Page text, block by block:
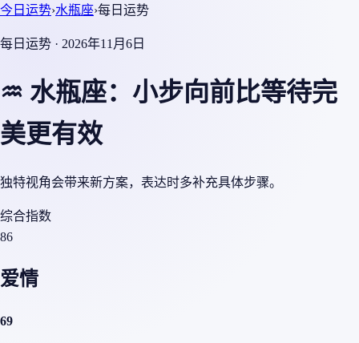
今日运势›水瓶座›每日运势
每日运势 · 2026年11月6日
♒ 水瓶座：小步向前比等待完
美更有效
独特视角会带来新方案，表达时多补充具体步骤。
综合指数
86
爱情
69